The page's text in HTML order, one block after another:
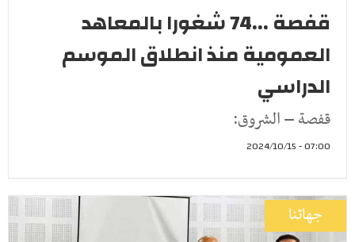
قفصة ...74 شغورا بالمعاهد
العمومية منذ انطلاق الموسم
الدراسي
قفصة – الشروق:
07:00 - 2024/10/15
جهاتنا